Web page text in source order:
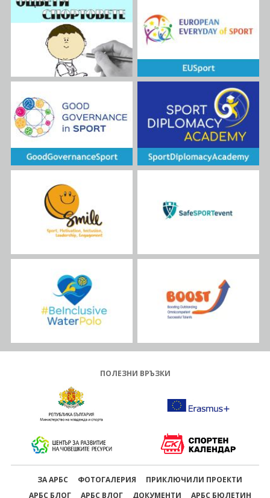
ПОЛЕЗНИ ВРЪЗКИ
ЗА АРБС ФОТОГАЛЕРИЯ
ПРИКЛЮЧИЛИ ПРОЕКТИ
АРБС БЛОГ
АРБС ВЛОГ ДОКУМЕНТИ АРБС БЮЛЕТИН